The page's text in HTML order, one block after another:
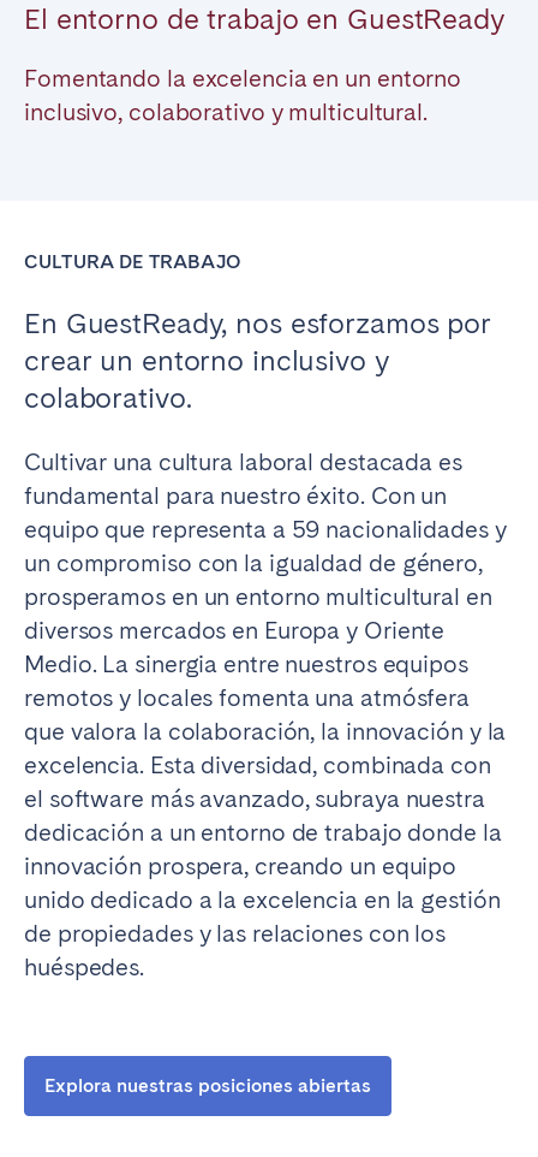
El entorno de trabajo en GuestReady
Fomentando la excelencia en un entorno
inclusivo, colaborativo y multicultural.
CULTURA DE TRABAJO
En GuestReady, nos esforzamos por
crear un entorno inclusivo y
colaborativo.
Cultivar una cultura laboral destacada es
fundamental para nuestro éxito. Con un
equipo que representa a 59 nacionalidades y
un compromiso con la igualdad de género,
prosperamos en un entorno multicultural en
diversos mercados en Europa y Oriente
Medio. La sinergia entre nuestros equipos
remotos y locales fomenta una atmósfera
que valora la colaboración, la innovación y la
excelencia. Esta diversidad, combinada con
el software más avanzado, subraya nuestra
dedicación a un entorno de trabajo donde la
innovación prospera, creando un equipo
unido dedicado a la excelencia en la gestión
de propiedades y las relaciones con los
huéspedes.
Explora nuestras posiciones abiertas